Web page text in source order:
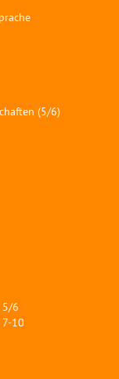
(5/6)
5/6
10